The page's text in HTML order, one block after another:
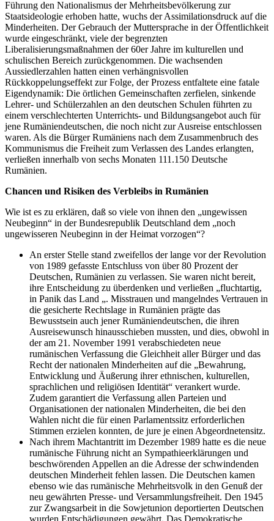
Führung den Nationalismus der Mehrheitsbevölkerung zur
Staatsideologie erhoben hatte, wuchs der Assimilationsdruck auf die
Minderheiten. Der Gebrauch der Muttersprache in der Öffentlichkeit
wurde eingeschränkt, viele der begrenzten
Liberalisierungsmaßnahmen der 60er Jahre im kulturellen und
schulischen Bereich zurückgenommen. Die wachsenden
Aussiedlerzahlen hatten einen verhängnisvollen
Rückkoppelungseffekt zur Folge, der Prozess entfaltete eine fatale
Eigendynamik: Die örtlichen Gemeinschaften zerfielen, sinkende
Lehrer- und Schülerzahlen an den deutschen Schulen führten zu
einem verschlechterten Unterrichts- und Bildungsangebot auch für
jene Rumäniendeutschen, die noch nicht zur Ausreise entschlossen
waren. Als die Bürger Rumäniens nach dem Zusammenbruch des
Kommunismus die Freiheit zum Verlassen des Landes erlangten,
verließen innerhalb von sechs Monaten 111.150 Deutsche
Rumänien.
Chancen und Risiken des Verbleibs in Rumänien
Wie ist es zu erklären, daß so viele von ihnen den „ungewissen
Neubeginn“ in der Bundesrepublik Deutschland dem „noch
ungewisseren Neubeginn in der Heimat vorzogen“?
An erster Stelle stand zweifellos der lange vor der Revolution
von 1989 gefasste Entschluss von über 80 Prozent der
Deutschen, Rumänien zu verlassen. Sie waren nicht bereit,
ihre Entscheidung zu überdenken und verließen „fluchtartig,
in Panik das Land „. Misstrauen und mangelndes Vertrauen in
die gesicherte Rechtslage in Rumänien prägte das
Bewusstsein auch jener Rumäniendeutschen, die ihren
Ausreisewunsch hinausschieben mussten, und dies, obwohl in
der am 21. November 1991 verabschiedeten neue
rumänischen Verfassung die Gleichheit aller Bürger und das
Recht der nationalen Minderheiten auf die „Bewahrung,
Entwicklung und Äußerung ihrer ethnischen, kulturellen,
sprachlichen und religiösen Identität“ verankert wurde.
Zudem garantiert die Verfassung allen Parteien und
Organisationen der nationalen Minderheiten, die bei den
Wahlen nicht die für einen Parlamentssitz erforderlichen
Stimmen erzielen konnten, de jure je einen Abgeordnetensitz.
Nach ihrem Machtantritt im Dezember 1989 hatte es die neue
rumänische Führung nicht an Sympathieerklärungen und
beschwörenden Appellen an die Adresse der schwindenden
deutschen Minderheit fehlen lassen. Die Deutschen kamen
ebenso wie das rumänische Mehrheitsvolk in den Genuß der
neu gewährten Presse- und Versammlungsfreiheit. Den 1945
zur Zwangsarbeit in die Sowjetunion deportierten Deutschen